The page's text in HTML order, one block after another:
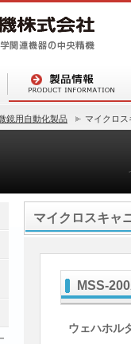
鏡用自動化製品 マイクロ
マイクロスキャ
MSS-
ウェハホル